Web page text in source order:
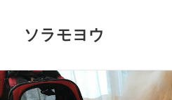
ソラモヨウ